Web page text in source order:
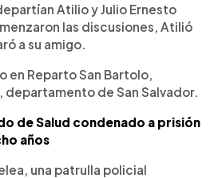
Atilio y Julio Ernesto
las discusiones, Atilió
a su amigo.
en Reparto San Bartolo,
de San Salvador.
de Salud condenado a prisión
años
una patrulla policial